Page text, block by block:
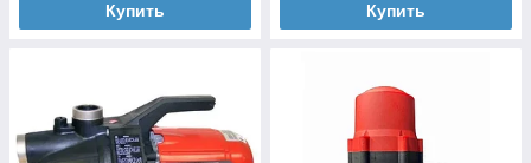
Купить Купить